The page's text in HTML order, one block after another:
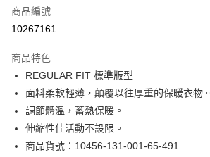
LINE Pay
街口支付
悠遊付
Google Pay
貨到付款
商品編號
10267161
商品特色
REGULAR FIT 標準版型
面料柔軟輕薄，顛覆以往厚重的保暖衣物。
調節體溫，蓄熱保暖。
伸縮性佳活動不設限。
商品貨號：10456-131-001-65-491